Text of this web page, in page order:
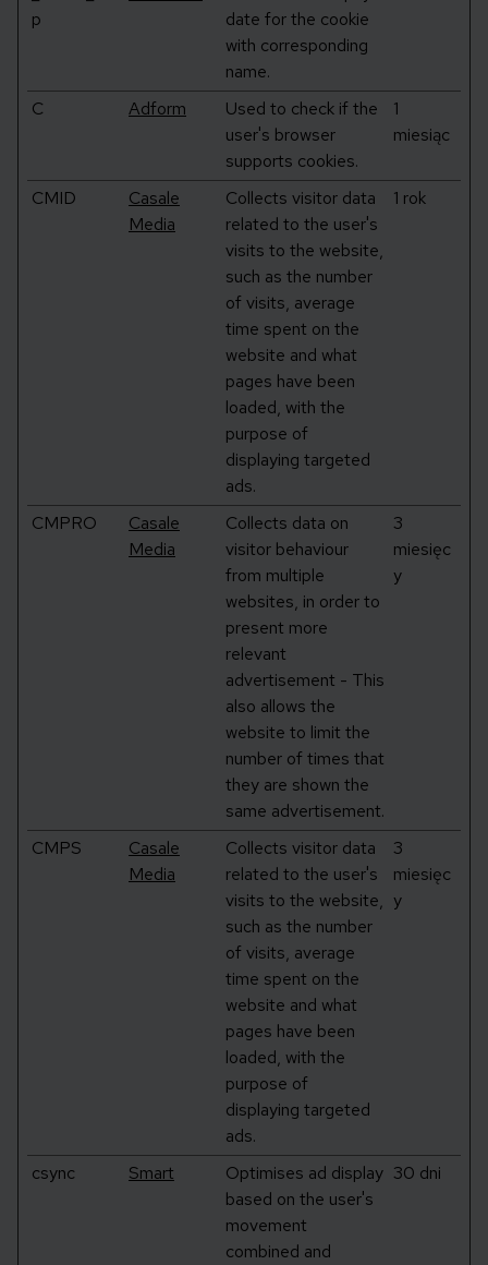
p
date for the cookie
with corresponding
name.
C Adform
Used to check if the
user's browser
supports cookies.
1
miesiąc
CMID
Casale
Media
Collects visitor data
related to the user's
visits to the website,
such as the number
of visits, average
time spent on the
website and what
pages have been
loaded, with the
purpose of
displaying targeted
ads.
1 rok
CMPRO
Casale
Media
Collects data on
visitor behaviour
from multiple
websites, in order to
present more
relevant
advertisement - This
also allows the
website to limit the
number of times that
they are shown the
same advertisement.
3
miesięc
y
CMPS
Casale
Media
Collects visitor data
related to the user's
visits to the website,
such as the number
of visits, average
time spent on the
website and what
pages have been
loaded, with the
purpose of
displaying targeted
ads.
3
miesięc
y
csync Smart
Optimises ad display
based on the user's
movement
combined and
30 dni